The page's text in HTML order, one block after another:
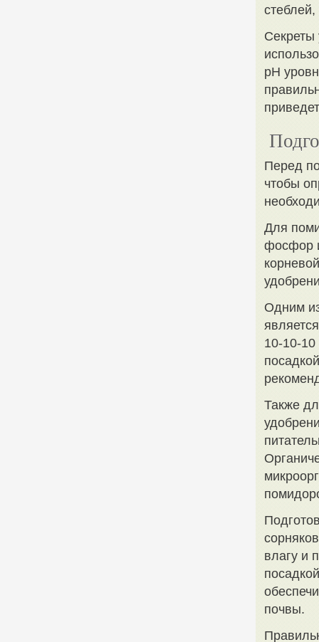
Секреты
pH
Перед
чтобы
Для
фосфор
Одним
10-10-
Также
влагу и
почвы.